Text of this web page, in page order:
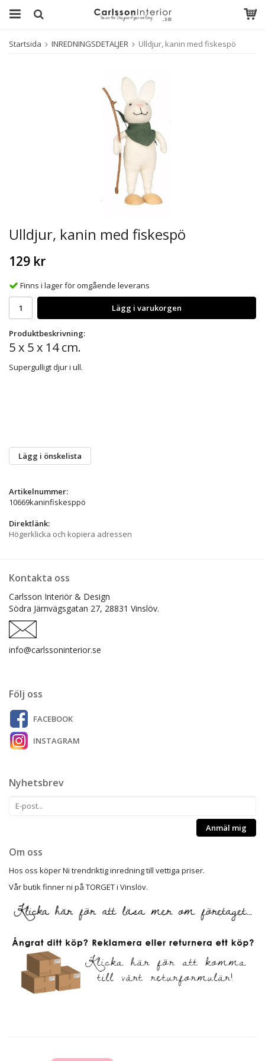
Startsida INREDNINGSDETALJER Ulldjur, kanin med fiskespö
Ulldjur, kanin med fiskespö
129 kr
Finns i lager för omgående leverans
Lägg i varukorgen
Produktbeskrivning:
5 x 5 x 14 cm.
Supergulligt djur i ull.
Lägg i önskelista
Artikelnummer:
10669kaninfiskesppö
Direktlänk:
Högerklicka och kopiera adressen
Kontakta oss
Carlsson Interiör & Design
Södra Järnvägsgatan 27, 28831 Vinslöv.
info@carlssoninterior.se
Följ oss
FACEBOOK
INSTAGRAM
Nyhetsbrev
Anmäl mig
Om oss
Hos oss köper Ni trendriktig inredning till vettiga priser.
Vår butik finner ni på TORGET i Vinslöv.